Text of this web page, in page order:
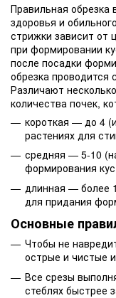
Правильная обрезка
здоровья и
стрижки зависит от
при формировании
после посадки
обрезка проводится
Различают
количества почек,
короткая — до 4
растениях для
средняя — 5-10
формирования
длинная — более
для придания
Основные
Чтобы не
острые и чистые
Все срезы
стеблях быстрее